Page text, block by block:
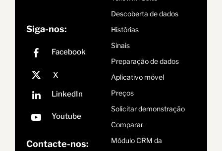
Siga-nos:
Contacte-nos:
Descoberta de dados
Histórias
Sinais
Preparação de dados
Aplicativo móvel
Preços
Solicitar demonstração
Comparar
Módulo CRM da